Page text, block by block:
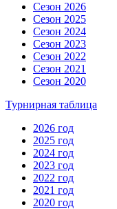
Сезон 2026
Сезон 2025
Сезон 2024
Сезон 2023
Сезон 2022
Сезон 2021
Сезон 2020
Турнирная таблица
2026 год
2025 год
2024 год
2023 год
2022 год
2021 год
2020 год